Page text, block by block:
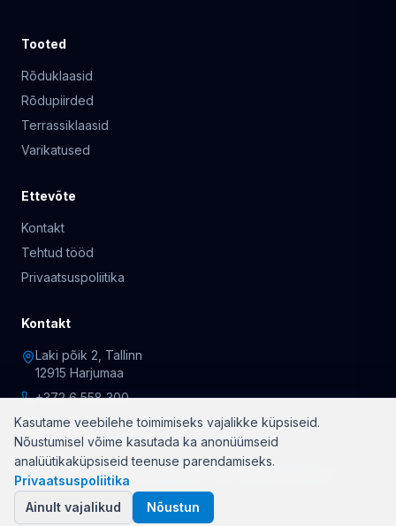
Kasutame veebilehe toimimiseks vajalikke küpsiseid.
Nõustumisel võime kasutada ka anonüümseid
analüütikaküpsiseid teenuse parendamiseks.
Privaatsuspoliitika
Ainult vajalikud
Nõustun
Tooted
Rõduklaasid
Rõdupiirded
Terrassiklaasid
Varikatused
Ettevõte
Kontakt
Tehtud tööd
Privaatsuspoliitika
Kontakt
Laki põik 2, Tallinn
12915 Harjumaa
+372 6 558 300
© 2026 OÜ Rõduklaasid. Kõik õigused kaitstud.